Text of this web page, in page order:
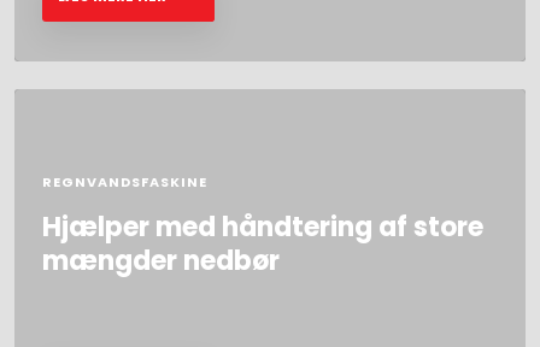
REGNVANDSFASKINE
Hjælper med håndtering af store
mængder nedbør​